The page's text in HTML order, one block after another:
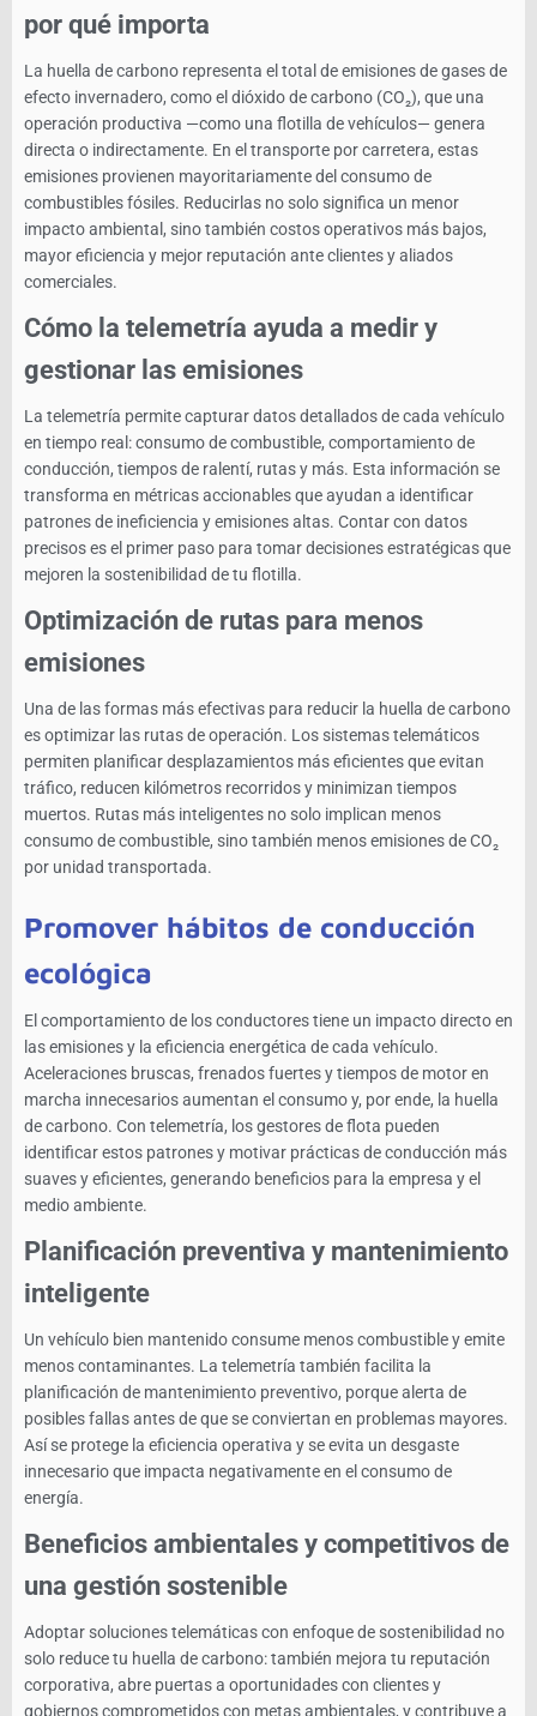
por qué importa
La huella de carbono representa el total de emisiones de gases de
efecto invernadero, como el dióxido de carbono (CO₂), que una
operación productiva —como una flotilla de vehículos— genera
directa o indirectamente. En el transporte por carretera, estas
emisiones provienen mayoritariamente del consumo de
combustibles fósiles. Reducirlas no solo significa un menor
impacto ambiental, sino también costos operativos más bajos,
mayor eficiencia y mejor reputación ante clientes y aliados
comerciales.
Cómo la telemetría ayuda a medir y
gestionar las emisiones
La telemetría permite capturar datos detallados de cada vehículo
en tiempo real: consumo de combustible, comportamiento de
conducción, tiempos de ralentí, rutas y más. Esta información se
transforma en métricas accionables que ayudan a identificar
patrones de ineficiencia y emisiones altas. Contar con datos
precisos es el primer paso para tomar decisiones estratégicas que
mejoren la sostenibilidad de tu flotilla.
Optimización de rutas para menos
emisiones
Una de las formas más efectivas para reducir la huella de carbono
es optimizar las rutas de operación. Los sistemas telemáticos
permiten planificar desplazamientos más eficientes que evitan
tráfico, reducen kilómetros recorridos y minimizan tiempos
muertos. Rutas más inteligentes no solo implican menos
consumo de combustible, sino también menos emisiones de CO₂
por unidad transportada.
Promover hábitos de conducción
ecológica
El comportamiento de los conductores tiene un impacto directo en
las emisiones y la eficiencia energética de cada vehículo.
Aceleraciones bruscas, frenados fuertes y tiempos de motor en
marcha innecesarios aumentan el consumo y, por ende, la huella
de carbono. Con telemetría, los gestores de flota pueden
identificar estos patrones y motivar prácticas de conducción más
suaves y eficientes, generando beneficios para la empresa y el
medio ambiente.
Planificación preventiva y mantenimiento
inteligente
Un vehículo bien mantenido consume menos combustible y emite
menos contaminantes. La telemetría también facilita la
planificación de mantenimiento preventivo, porque alerta de
posibles fallas antes de que se conviertan en problemas mayores.
Así se protege la eficiencia operativa y se evita un desgaste
innecesario que impacta negativamente en el consumo de
energía.
Beneficios ambientales y competitivos de
una gestión sostenible
Adoptar soluciones telemáticas con enfoque de sostenibilidad no
solo reduce tu huella de carbono: también mejora tu reputación
corporativa, abre puertas a oportunidades con clientes y
gobiernos comprometidos con metas ambientales, y contribuye a